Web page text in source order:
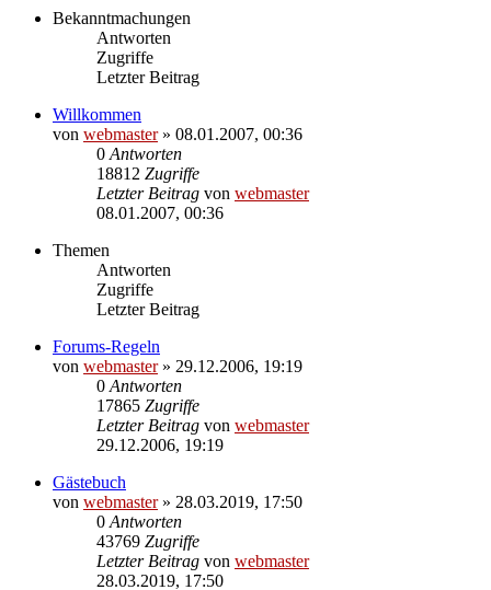
Bekanntmachungen
Antworten
Zugriffe
Letzter Beitrag
Willkommen
von webmaster» 08.01.2007, 00:36
0 Antworten
18812 Zugriffe
Letzter Beitrag von webmaster
08.01.2007, 00:36
Themen
Antworten
Zugriffe
Letzter Beitrag
Forums-Regeln
von webmaster» 29.12.2006, 19:19
0 Antworten
17865 Zugriffe
Letzter Beitrag von webmaster
29.12.2006, 19:19
Gästebuch
von webmaster» 28.03.2019, 17:50
0 Antworten
43769 Zugriffe
Letzter Beitrag von webmaster
28.03.2019, 17:50